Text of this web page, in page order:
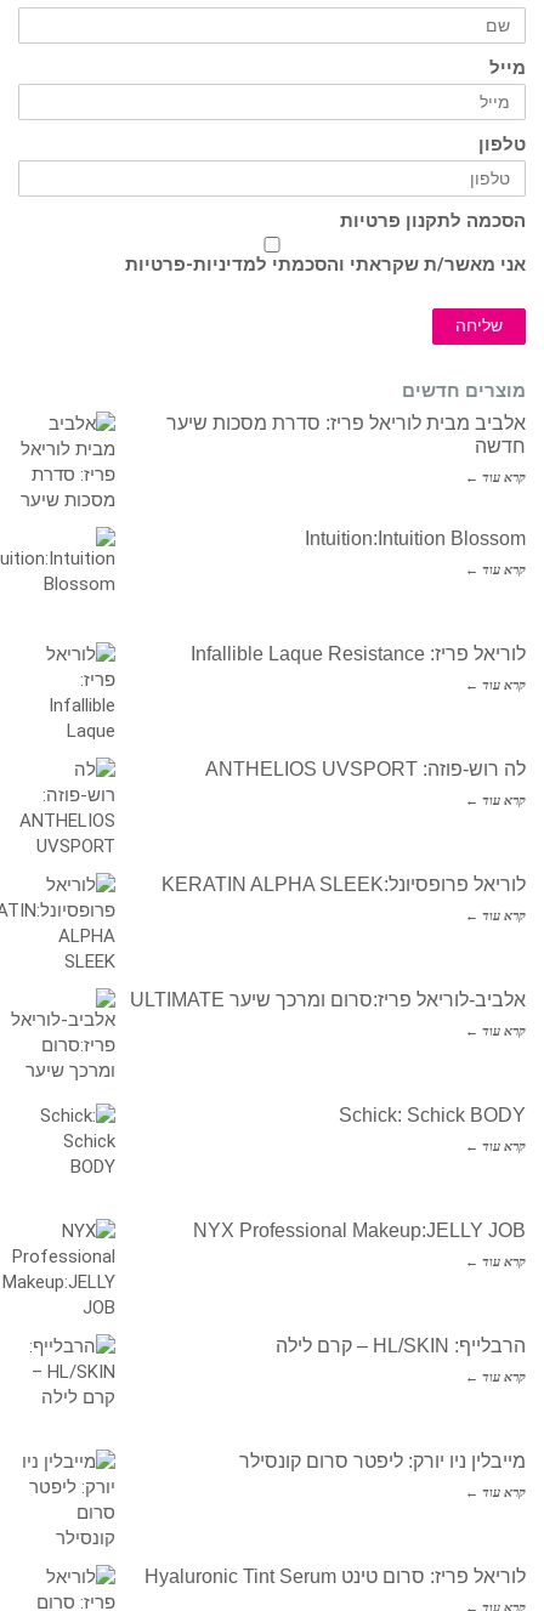
מייל
טלפון
הסכמה לתקנון פרטיות
אני מאשר/ת שקראתי והסכמתי למדיניות-פרטיות
שליחה
מוצרים חדשים
אלביב מבית לוריאל פריז: סדרת מסכות שיער
חדשה
קרא עוד ←
Intuition:Intuition Blossom
קרא עוד ←
לוריאל פריז: Infallible Laque Resistance
קרא עוד ←
לה רוש-פוזה: ANTHELIOS UVSPORT
קרא עוד ←
לוריאל פרופסיונל:KERATIN ALPHA SLEEK
קרא עוד ←
אלביב-לוריאל פריז:סרום ומרכך שיער ULTIMATE
קרא עוד ←
Schick: Schick BODY
קרא עוד ←
NYX Professional Makeup:JELLY JOB
קרא עוד ←
הרבלייף: HL/SKIN – קרם לילה
קרא עוד ←
מייבלין ניו יורק: ליפטר סרום קונסילר
קרא עוד ←
לוריאל פריז: סרום טינט Hyaluronic Tint Serum
קרא עוד ←